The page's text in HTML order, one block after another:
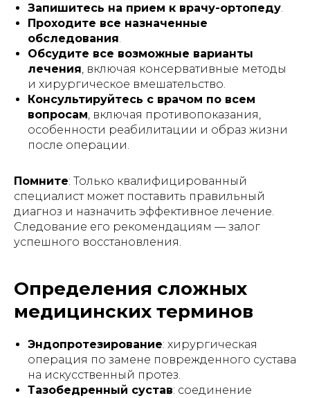
Запишитесь на прием к врачу-ортопеду.
Проходите все назначенные
обследования.
Обсудите все возможные варианты
лечения, включая консервативные методы
и хирургическое вмешательство.
Консультируйтесь с врачом по всем
вопросам, включая противопоказания,
особенности реабилитации и образ жизни
после операции.
Помните: Только квалифицированный
специалист может поставить правильный
диагноз и назначить эффективное лечение.
Следование его рекомендациям — залог
успешного восстановления.
Определения сложных
медицинских терминов
Эндопротезирование: хирургическая
операция по замене поврежденного сустава
на искусственный протез.
Тазобедренный сустав: соединение